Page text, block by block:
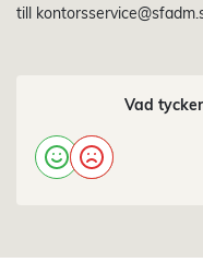
till
Vad